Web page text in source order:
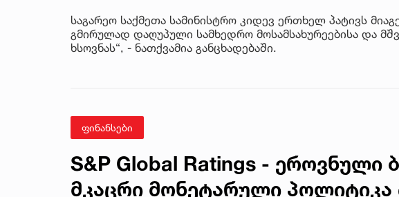
საგარეო საქმეთა სამინისტრო კიდევ ერთხელ პატივს
გმირულად დაღუპული სამხედრო მოსამსახურეებისა და
ხსოვნას“, - ნათქვამია განცხადებაში.
ფინანსები
S&P Global Ratings - ეროვნული
მკაცრი მონეტარული